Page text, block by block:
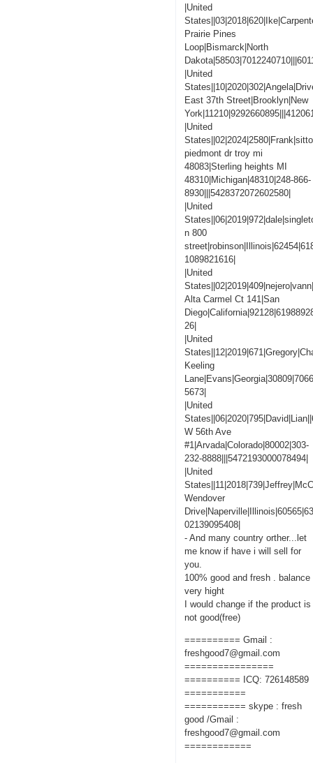
|United
Prairie Pines
Loop|Bismarck|North
|United
East 37th Street|Brooklyn|New
|United
piedmont dr troy mi
48083|Sterling heights MI
48310|Michigan|48310|248-866-
8930|||5428372072602580|
|United
n 800
1089821616|
|United
Alta Carmel Ct 141|San
26|
|United
Keeling
5673|
|United
W 56th Ave
#1|Arvada|Colorado|80002|303-
232-8888|||5472193000078494|
|United
Wendover
02139095408|
- And many country orther...let
me know if have i will sell for
you.
100% good and fresh . balance
very hight
I would change if the product is
not good(free)
========== Gmail :
freshgood7@gmail.com
================
========== ICQ: 726148589
===========
=========== skype : fresh
good /Gmail :
freshgood7@gmail.com
============